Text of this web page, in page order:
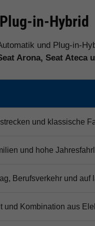
in-Hybrid
und Plug-in-
Arona, Seat Ateca
und klassische
und hohe
Berufsverkehr und auf
und Kombination aus